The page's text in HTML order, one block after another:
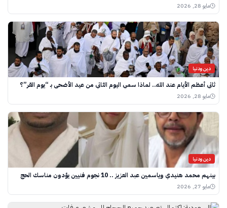
مايو 28, 2026
دين ودنيا
ثاني أعظم الأيام عند الله.. لماذا سمي اليوم الثاني من عيد الأضحى بـ “يوم القر”؟
مايو 28, 2026
دين ودنيا
بينهم محمد هنيدي وياسمين عبد العزيز .. 10 نجوم فنيين يؤدون مناسك الحج
مايو 27, 2026